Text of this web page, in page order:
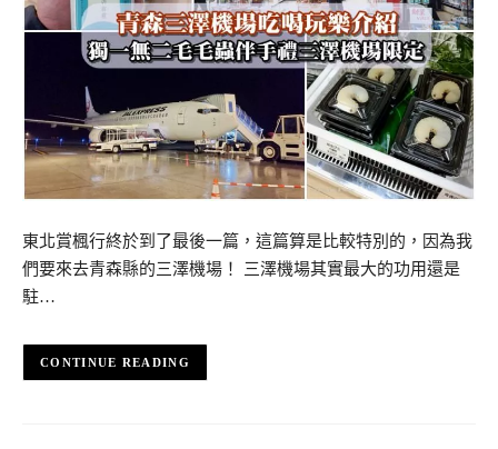
東北賞楓行終於到了最後一篇，這篇算是比較特別的，因為我
們要來去青森縣的三澤機場！ 三澤機場其實最大的功用還是
駐…
CONTINUE READING